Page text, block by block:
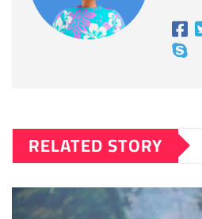
RELATED STORY